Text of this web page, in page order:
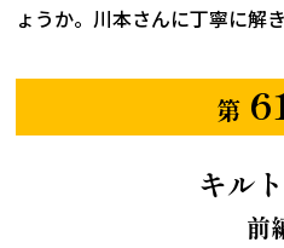
ょうか。川本さんに丁寧に解
第
キル
前